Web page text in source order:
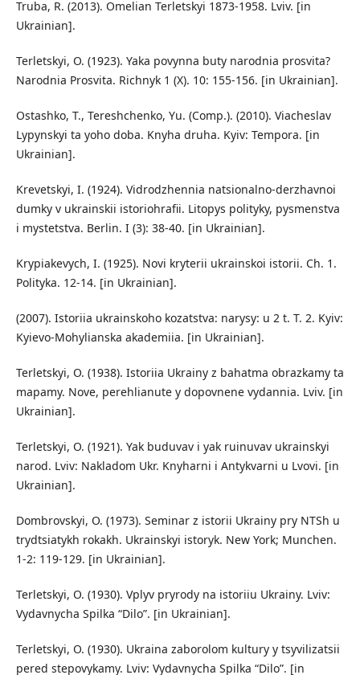
Truba, R. (2013). Omelian Terletskyi 1873-1958. Lviv. [in
Ukrainian].
Terletskyi, O. (1923). Yaka povynna buty narodnia prosvita?
Narodnia Prosvita. Richnyk 1 (X). 10: 155-156. [in Ukrainian].
Ostashko, T., Tereshchenko, Yu. (Comp.). (2010). Viacheslav
Lypynskyi ta yoho doba. Knyha druha. Kyiv: Tempora. [in
Ukrainian].
Krevetskyi, I. (1924). Vidrodzhennia natsionalno-derzhavnoi
dumky v ukrainskii istoriohrafii. Litopys polityky, pysmenstva
i mystetstva. Berlin. I (3): 38-40. [in Ukrainian].
Krypiakevych, I. (1925). Novi kryterii ukrainskoi istorii. Ch. 1.
Polityka. 12-14. [in Ukrainian].
(2007). Istoriia ukrainskoho kozatstva: narysy: u 2 t. T. 2. Kyiv:
Kyievo-Mohylianska akademiia. [in Ukrainian].
Terletskyi, O. (1938). Istoriia Ukrainy z bahatma obrazkamy ta
mapamy. Nove, perehlianute y dopovnene vydannia. Lviv. [in
Ukrainian].
Terletskyi, O. (1921). Yak buduvav i yak ruinuvav ukrainskyi
narod. Lviv: Nakladom Ukr. Knyharni i Antykvarni u Lvovi. [in
Ukrainian].
Dombrovskyi, O. (1973). Seminar z istorii Ukrainy pry NTSh u
trydtsiatykh rokakh. Ukrainskyi istoryk. New York; Munchen.
1-2: 119-129. [in Ukrainian].
Terletskyi, O. (1930). Vplyv pryrody na istoriiu Ukrainy. Lviv:
Vydavnycha Spilka “Dilo”. [in Ukrainian].
Terletskyi, O. (1930). Ukraina zaborolom kultury y tsyvilizatsii
pered stepovykamy. Lviv: Vydavnycha Spilka “Dilo”. [in